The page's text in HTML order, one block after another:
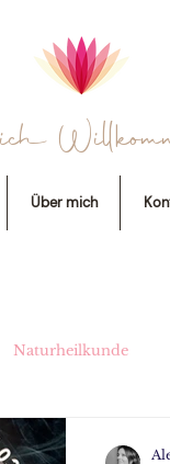
Über mich
Naturheilkunde